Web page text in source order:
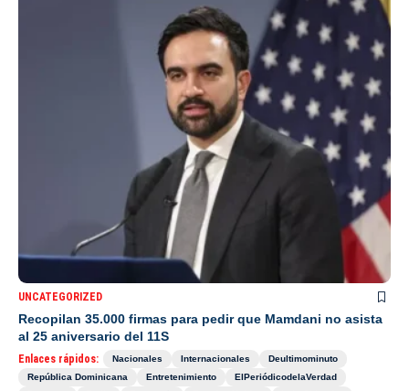
UNCATEGORIZED
Recopilan 35.000 firmas para pedir que Mamdani no asista
al 25 aniversario del 11S
Enlaces rápidos: Nacionales Internacionales
Deultimominuto
República Dominicana
Entretenimiento
ElPeriódicodelaVerdad